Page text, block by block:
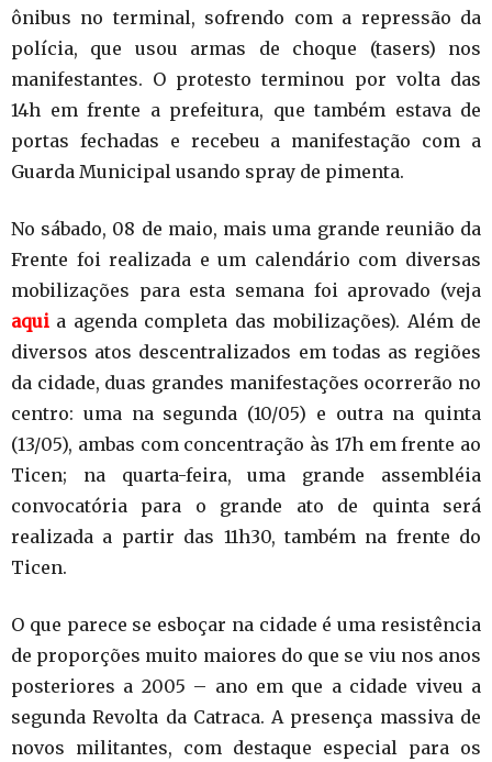
ônibus no terminal, sofrendo com a repressão da
polícia, que usou armas de choque (tasers) nos
manifestantes. O protesto terminou por volta das
14h em frente a prefeitura, que também estava de
portas fechadas e recebeu a manifestação com a
Guarda Municipal usando spray de pimenta.
No sábado, 08 de maio, mais uma grande reunião da
Frente foi realizada e um calendário com diversas
mobilizações para esta semana foi aprovado (veja
aqui a agenda completa das mobilizações). Além de
diversos atos descentralizados em todas as regiões
da cidade, duas grandes manifestações ocorrerão no
centro: uma na segunda (10/05) e outra na quinta
(13/05), ambas com concentração às 17h em frente ao
Ticen; na quarta-feira, uma grande assembléia
convocatória para o grande ato de quinta será
realizada a partir das 11h30, também na frente do
Ticen.
O que parece se esboçar na cidade é uma resistência
de proporções muito maiores do que se viu nos anos
posteriores a 2005 – ano em que a cidade viveu a
segunda Revolta da Catraca. A presença massiva de
novos militantes, com destaque especial para os